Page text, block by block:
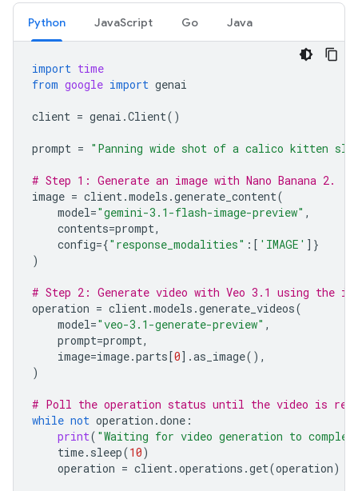
Python JavaScript Go Java
import time
from google import genai
client = genai .Client()
prompt = "Panning wide shot of a calico kitten
# Step 1: Generate an image with Nano Banana 2.
image = client.models .generate_content(
model="gemini-3.1-flash-image-preview" ,
contents=prompt,
config={"response_modalities" :[ 'IMAGE' ]}
)
# Step 2: Generate video with Veo 3.1 using the
operation = client.models .generate_videos(
model="veo-3.1-generate-preview" ,
prompt=prompt,
image=image.parts[0] .as_image(),
)
# Poll the operation status until the video is
while not operation .done :
print( "Waiting for video generation to
time. sleep(10)
operation = client.operations .get(operation)